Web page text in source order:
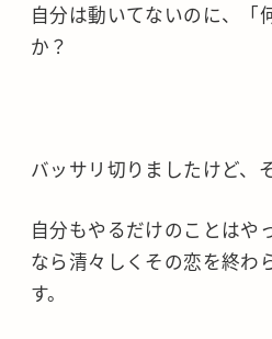
自分は動いてないのに、「
か？
バッサリ切りましたけど、
自分もやるだけのことはや
なら清々しくその恋を終わ
す。